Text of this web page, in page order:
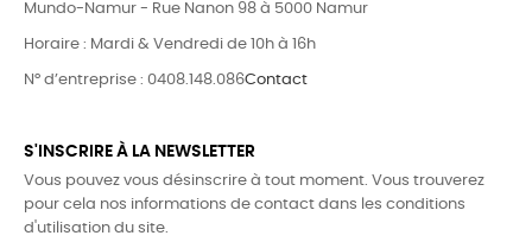
Mundo-Namur - Rue Nanon 98 à 5000 Namur
Horaire : Mardi & Vendredi de 10h à 16h
N° d’entreprise : 0408.148.086Contact
S'INSCRIRE À LA NEWSLETTER
Vous pouvez vous désinscrire à tout moment. Vous trouverez
pour cela nos informations de contact dans les conditions
d'utilisation du site.